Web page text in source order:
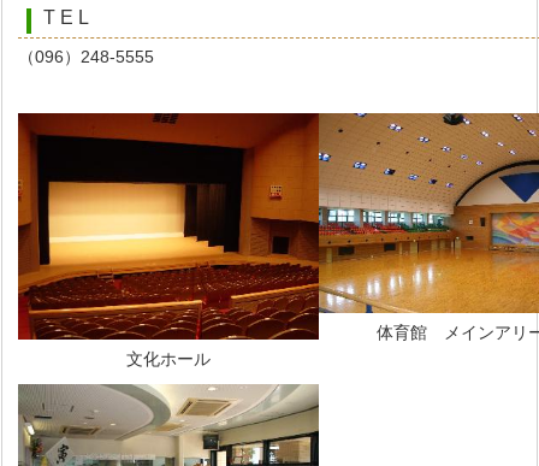
T E L
（096）248-5555
文化ホール
体育館 メインアリ